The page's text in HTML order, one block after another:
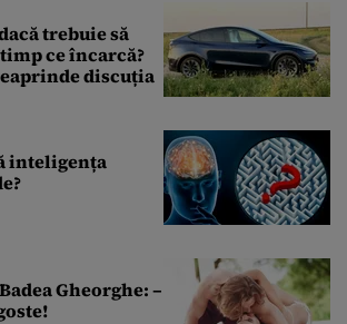
trebuie să
ce încarcă?
discuția
inteligența
Gheorghe: –